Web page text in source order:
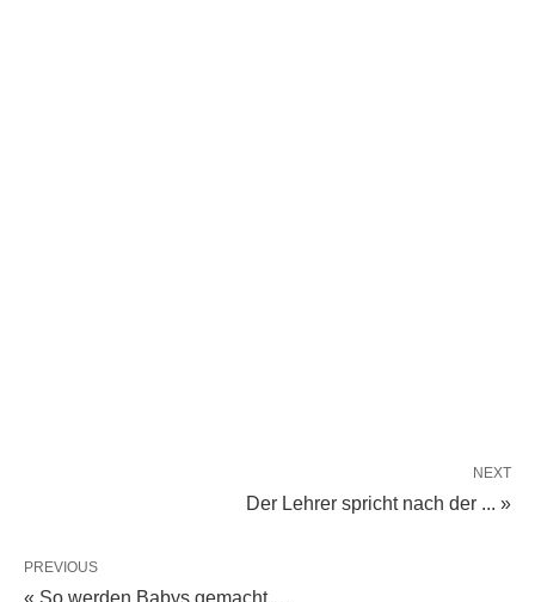
NEXT
Der Lehrer spricht nach der ... »
PREVIOUS
« So werden Babys gemacht …